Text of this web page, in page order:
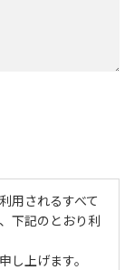
用されるすべて
下記のとおり利
し上げます。